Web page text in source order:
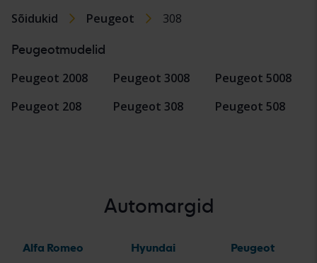
Sõidukid Peugeot 308
Peugeotmudelid
Peugeot 2008
Peugeot 208
Peugeot 3008
Peugeot 308
Peugeot 5008
Peugeot 508
Automargid
Alfa Romeo
Hyundai
Peugeot